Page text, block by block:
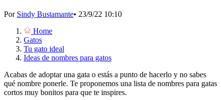
Por Sindy Bustamante• 23/9/22 10:10
Home
Gatos
Tu gato ideal
Ideas de nombres para gatos
Acabas de adoptar una gata o estás a punto de hacerlo y no sabes
qué nombre ponerle. Te proponemos una lista de nombres para gatas
cortos muy bonitos para que te inspires.